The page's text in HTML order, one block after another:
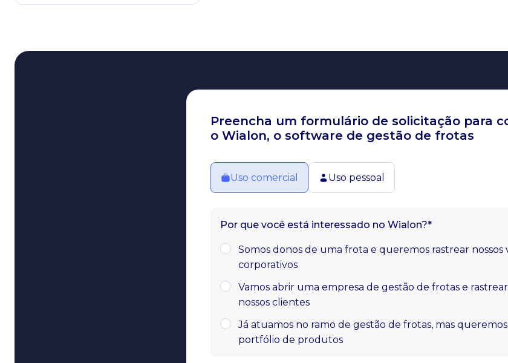
Preencha um formulário de solicitação para
o Wialon, o software de gestão de frotas
Uso comercial Uso pessoal
Por que você está interessado no Wialon?*
Somos donos de uma frota e queremos rastrear nossos
corporativos
Vamos abrir uma empresa de gestão de frotas e
nossos clientes
Já atuamos no ramo de gestão de frotas, mas
portfólio de produtos